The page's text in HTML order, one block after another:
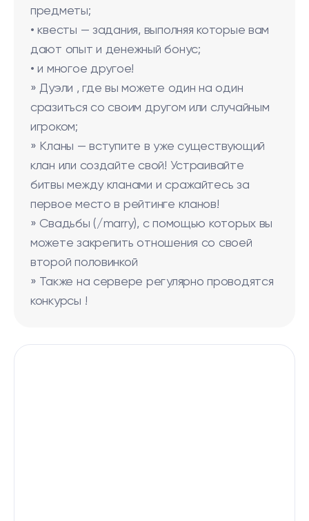
предметы;
• квесты — задания, выполняя которые вам
дают опыт и денежный бонус;
• и многое другое!
» Дуэли , где вы можете один на один
сразиться со своим другом или случайным
игроком;
» Кланы — вступите в уже существующий
клан или создайте свой! Устраивайте
битвы между кланами и сражайтесь за
первое место в рейтинге кланов!
» Свадьбы (/marry), с помощью которых вы
можете закрепить отношения со своей
второй половинкой
» Также на сервере регулярно проводятся
конкурсы !